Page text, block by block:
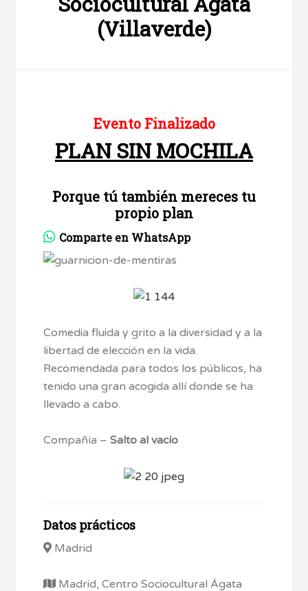
(Villaverde)
Evento Finalizado
PLAN SIN MOCHILA
Porque tú también mereces tu
propio plan
Comparte en WhatsApp
Comedia fluida y grito a la diversidad y a la
libertad de elección en la vida.
Recomendada para todos los públicos, ha
tenido una gran acogida allí donde se ha
llevado a cabo.
Compañía –Salto al vacío
Datos prácticos
Madrid
Madrid, Centro Sociocultural Ágata